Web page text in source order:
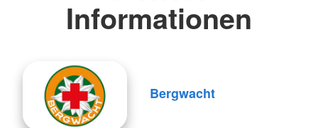
Informationen
Bergwacht